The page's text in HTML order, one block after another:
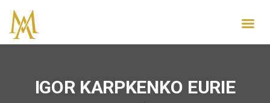
IGOR KARPKENKO EURIE